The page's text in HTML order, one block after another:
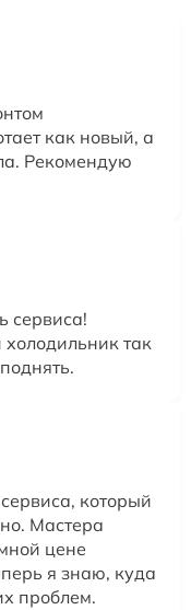
как новый, а
Рекомендую
сервиса!
так
который
Мастера
цене
я знаю, куда
проблем.